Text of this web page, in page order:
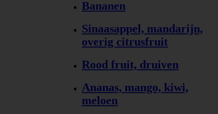
Bananen
Sinaasappel, mandarijn,
overig citrusfruit
Rood fruit, druiven
Ananas, mango, kiwi,
meloen